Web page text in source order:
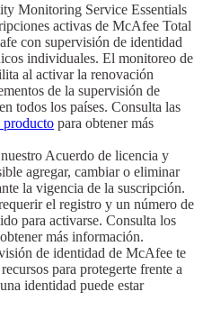
Monitoring Service Essentials
activas de McAfee Total
con supervisión de identidad
individuales. El monitoreo de
al activar la renovación
de la supervisión de
todos los países. Consulta las
producto para obtener más
Acuerdo de licencia y
agregar, cambiar o eliminar
la vigencia de la suscripción.
el registro y un número de
para activarse. Consulta los
más información.
de identidad de McAfee te
para protegerte frente a
identidad puede estar